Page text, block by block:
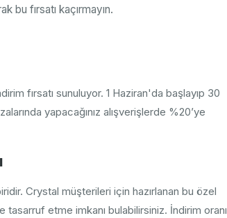
bu fırsatı kaçırmayın.
fırsatı sunuluyor. 1 Haziran'da başlayıp 30
yapacağınız alışverişlerde %20’ye
Crystal müşterileri için hazırlanan bu özel
etme imkanı bulabilirsiniz. İndirim oranı